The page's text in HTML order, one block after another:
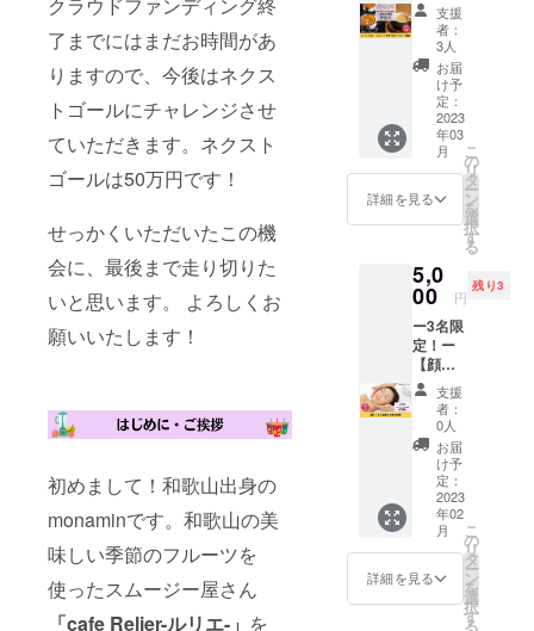
クラウドファンディング終
了までにはまだお時間があ
りますので、今後はネクス
トゴールにチャレンジさせ
ていただきます。ネクスト
ゴールは50万円です！
せっかくいただいたこの機
会に、最後まで走り切りた
いと思います。 よろしくお
願いいたします！
初めまして！和歌山出身の
monaminです。和歌山の美
味しい季節のフルーツを
使ったスムージー屋さん
「cafe Relier-ルリエ-」 を
います！み
なさまいつ
もありがと
の作り
方オン
ライン
講座】
マチコ
さんに
よる
「基本
のスパ
イスカ
レーと
美味し
イの作
り方オ
ンライ
ン講
座」を
受講で
きる権
です。
スパイ
スセッ
トとレ
シピを
お送り
し、オ
ンライ
ンで作
りかた
支援
者：
3人
お届
け予
定：
2023
年03
月
詳細を見る
こ
の
リ
タ
ー
ン
を
選
択
す
る
5,0
00 円
残り3
ー3名限
定！ー
【顔
スッキ
リ肌艶
ピカ施
術体
験】 カ
ラダい
たわり
堂で人
気のセ
ラピス
ト・ひ
ろこさ
んのお
支援
者：
0人
お届
け予
定：
2023
年02
月
詳細を見る
こ
の
リ
タ
ー
ン
を
選
択
す
る